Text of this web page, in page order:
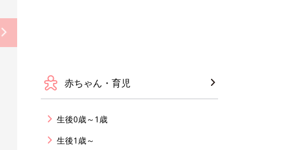
赤ちゃん・育児
生後0歳～1歳
生後1歳～